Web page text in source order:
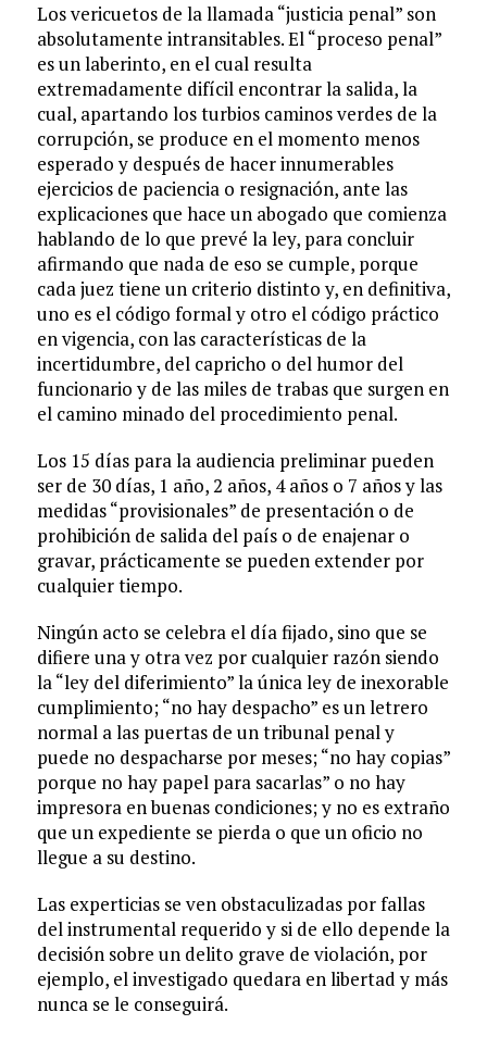
Los vericuetos de la llamada “justicia penal” son
absolutamente intransitables. El “proceso penal”
es un laberinto, en el cual resulta
extremadamente difícil encontrar la salida, la
cual, apartando los turbios caminos verdes de la
corrupción, se produce en el momento menos
esperado y después de hacer innumerables
ejercicios de paciencia o resignación, ante las
explicaciones que hace un abogado que comienza
hablando de lo que prevé la ley, para concluir
afirmando que nada de eso se cumple, porque
cada juez tiene un criterio distinto y, en definitiva,
uno es el código formal y otro el código práctico
en vigencia, con las características de la
incertidumbre, del capricho o del humor del
funcionario y de las miles de trabas que surgen en
el camino minado del procedimiento penal.
Los 15 días para la audiencia preliminar pueden
ser de 30 días, 1 año, 2 años, 4 años o 7 años y las
medidas “provisionales” de presentación o de
prohibición de salida del país o de enajenar o
gravar, prácticamente se pueden extender por
cualquier tiempo.
Ningún acto se celebra el día fijado, sino que se
difiere una y otra vez por cualquier razón siendo
la “ley del diferimiento” la única ley de inexorable
cumplimiento; “no hay despacho” es un letrero
normal a las puertas de un tribunal penal y
puede no despacharse por meses; “no hay copias”
porque no hay papel para sacarlas” o no hay
impresora en buenas condiciones; y no es extraño
que un expediente se pierda o que un oficio no
llegue a su destino.
Las experticias se ven obstaculizadas por fallas
del instrumental requerido y si de ello depende la
decisión sobre un delito grave de violación, por
ejemplo, el investigado quedara en libertad y más
nunca se le conseguirá.